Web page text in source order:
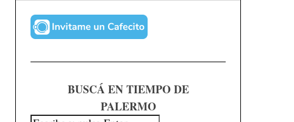
BUSCÁ EN TIEMPO DE
PALERMO